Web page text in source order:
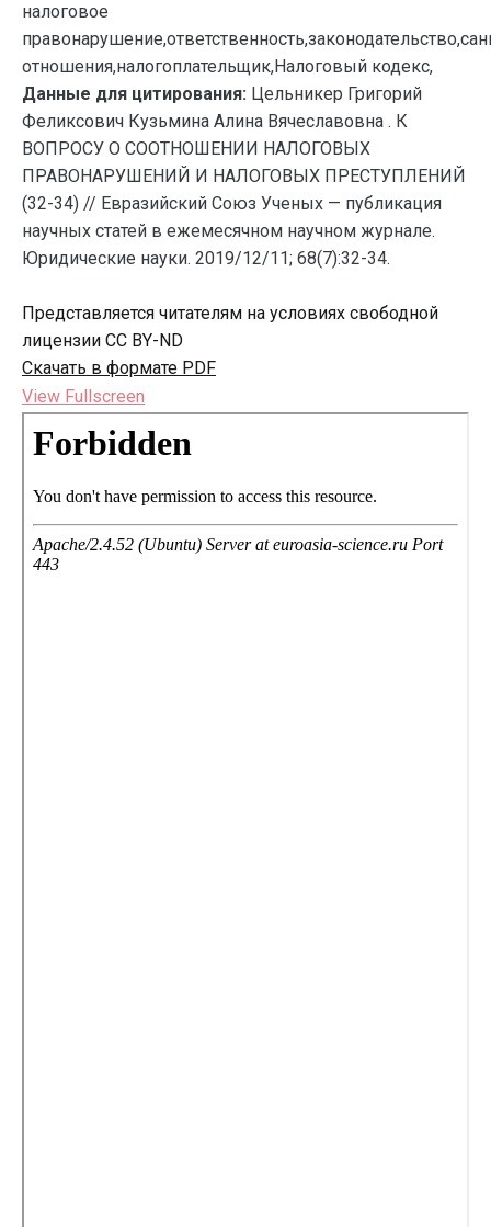
налоговое
отношения,налогоплательщик,Налоговый кодекс,
Данные для цитирования: Цельникер Григорий
Феликсович Кузьмина Алина Вячеславовна . К
ВОПРОСУ О СООТНОШЕНИИ НАЛОГОВЫХ
ПРАВОНАРУШЕНИЙ И НАЛОГОВЫХ ПРЕСТУПЛЕНИЙ
(32-34) // Евразийский Союз Ученых — публикация
научных статей в ежемесячном научном журнале.
Юридические науки. 2019/12/11; 68(7):32-34.
Представляется читателям на условиях свободной
лицензии CC BY-ND
Скачать в формате PDF
View Fullscreen
Перейти
содержимому